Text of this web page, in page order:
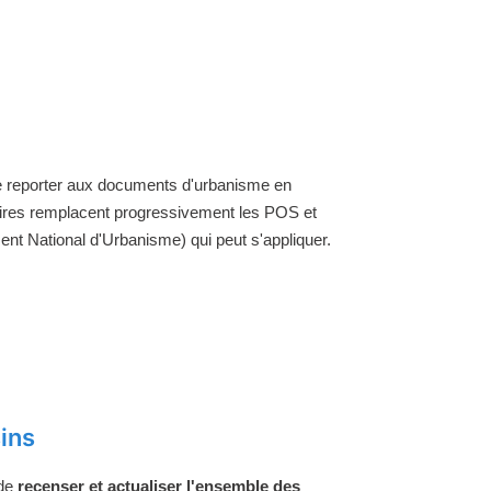
aux documents d'urbanisme en
remplacent progressivement les POS et
National d'Urbanisme) qui peut s'appliquer.
recenser et actualiser l'ensemble des